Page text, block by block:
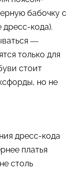
бабочку с
кода).
—
только для
стоит
но не
дресс-кода
платья
столь